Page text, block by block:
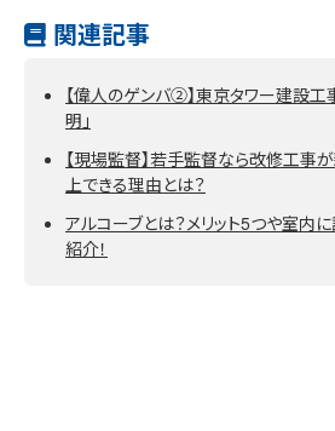
関連記事
【偉人のゲンバ②】東京タワー建設
明」
【現場監督】若手監督なら改修工事
上できる理由とは？
アルコーブとは？メリット5つや室内
紹介！